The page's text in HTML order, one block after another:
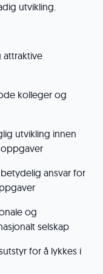
utvikling.
attraktive
kolleger og
utvikling innen
ansvar for
og
selskap
for å lykkes i